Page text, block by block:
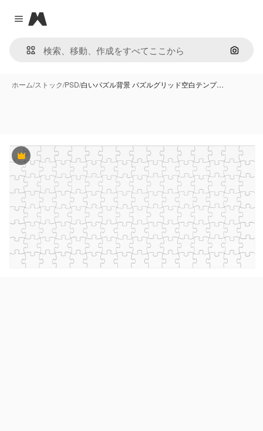
Close menu
Magnific
画像で
ホーム/ストック/PSD/白いパズル背景 パズルグリッド空白テンプ…
Premium